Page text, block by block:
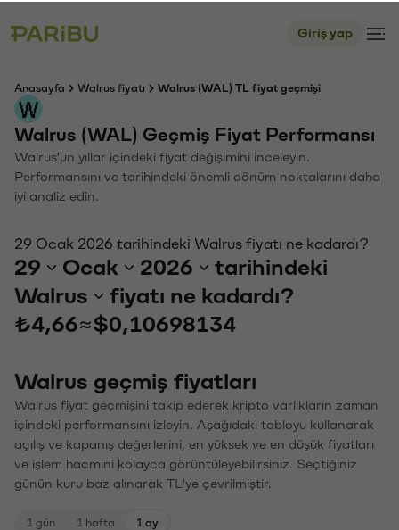
Giriş yap
Anasayfa Walrus fiyatı Walrus (WAL) TL fiyat geçmişi
Walrus (WAL) Geçmiş Fiyat Performansı
Walrus'un yıllar içindeki fiyat değişimini inceleyin.
Performansını ve tarihindeki önemli dönüm noktalarını daha
iyi analiz edin.
29 Ocak 2026 tarihindeki Walrus fiyatı ne kadardı?
29 Ocak 2026
tarihindeki
Walrus
fiyatı ne kadardı?
₺4,66≈$0,10698134
Walrus geçmiş fiyatları
Walrus fiyat geçmişini takip ederek kripto varlıkların zaman
içindeki performansını izleyin. Aşağıdaki tabloyu kullanarak
açılış ve kapanış değerlerini, en yüksek ve en düşük fiyatları
ve işlem hacmini kolayca görüntüleyebilirsiniz. Seçtiğiniz
günün kuru baz alınarak TL'ye çevrilmiştir.
1 gün 1 hafta 1 ay